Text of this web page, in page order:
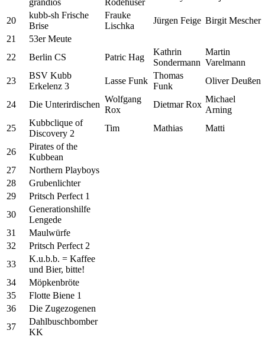
grandios Rodehüser
20
kubb-sh Frische
Brise
Frauke
Lischka
Jürgen Feige Birgit Mescher
21
53er Meute
22
Berlin CS Patric Hag
Kathrin
Sondermann
Martin
Varelmann
23
BSV Kubb
Erkelenz 3
Lasse Funk
Thomas
Funk
Oliver Deußen
24 Die Unterirdischen
Wolfgang
Rox
Dietmar Rox
Michael
Arning
25
Kubbclique of
Discovery 2
Tim Mathias Matti
26
Pirates of the
Kubbean
27
Northern Playboys
28
Grubenlichter
29
Pritsch Perfect 1
30
Generationshilfe
Lengede
31
Maulwürfe
32
Pritsch Perfect 2
33
K.u.b.b. = Kaffee
und Bier, bitte!
34
Möpkenbröte
35
Flotte Biene 1
36
Die Zugezogenen
37
Dahlbuschbomber
KK